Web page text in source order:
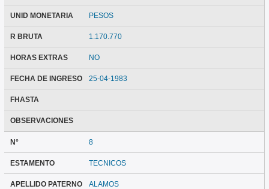
UNID MONETARIA PESOS
R BRUTA 1.170.770
HORAS EXTRAS NO
FECHA DE INGRESO 25-04-1983
FHASTA
OBSERVACIONES
N° 8
ESTAMENTO TECNICOS
APELLIDO PATERNO ALAMOS